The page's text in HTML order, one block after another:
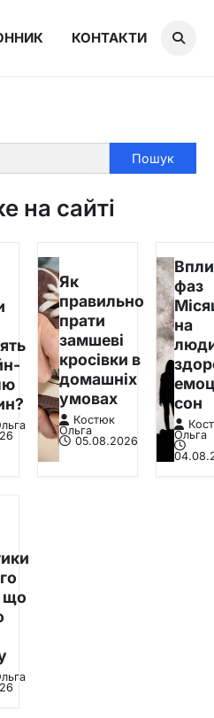
КОНТАКТИ
Пошук
на сайті
Як
правильно
прати
замшеві
кросівки в
домашніх
умовах
Костюк
Ольга
05.08.2026
фаз
на
сон
Ольга
що